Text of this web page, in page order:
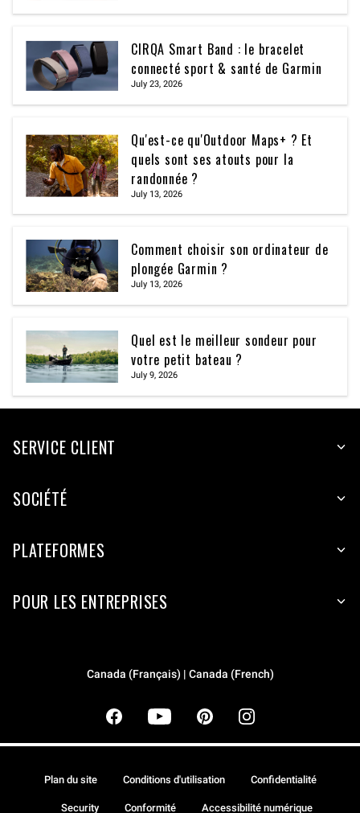
CIRQA Smart Band : le bracelet
connecté sport & santé de Garmin
July 23, 2026
Qu'est-ce qu'Outdoor Maps+ ? Et
quels sont ses atouts pour la
randonnée ?
July 13, 2026
Comment choisir son ordinateur de
plongée Garmin ?
July 13, 2026
Quel est le meilleur sondeur pour
votre petit bateau ?
July 9, 2026
SERVICE CLIENT
SOCIÉTÉ
PLATEFORMES
POUR LES ENTREPRISES
Canada (Français) | Canada (French)
Plan du site Conditions d'utilisation Confidentialité
Security Conformité Accessibilité numérique